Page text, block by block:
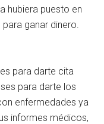
hubiera puesto en
ganar dinero.
para darte cita
para darte los
enfermedades ya
informes médicos,